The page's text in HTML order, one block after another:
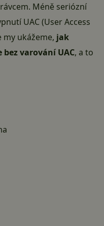
Méně seriózní
UAC (User Access
my ukážeme, jak
varování UAC, a to